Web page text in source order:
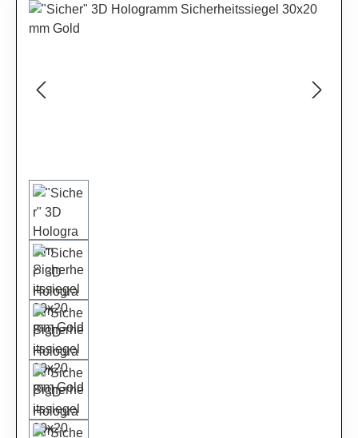
Bildergalerie überspringen